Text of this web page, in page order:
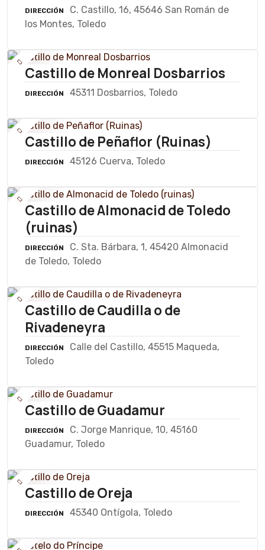
DIRECCIÓN
C. Castillo, 16, 45646 San Román de
los Montes, Toledo
Castillo de Monreal Dosbarrios
DIRECCIÓN 45311 Dosbarrios, Toledo
Castillo de Peñaflor (Ruinas)
DIRECCIÓN 45126 Cuerva, Toledo
Castillo de Almonacid de Toledo
(ruinas)
DIRECCIÓN
C. Sta. Bárbara, 1, 45420 Almonacid
de Toledo, Toledo
Castillo de Caudilla o de
Rivadeneyra
DIRECCIÓN
Calle del Castillo, 45515 Maqueda,
Toledo
Castillo de Guadamur
DIRECCIÓN
C. Jorge Manrique, 10, 45160
Guadamur, Toledo
Castillo de Oreja
DIRECCIÓN 45340 Ontígola, Toledo